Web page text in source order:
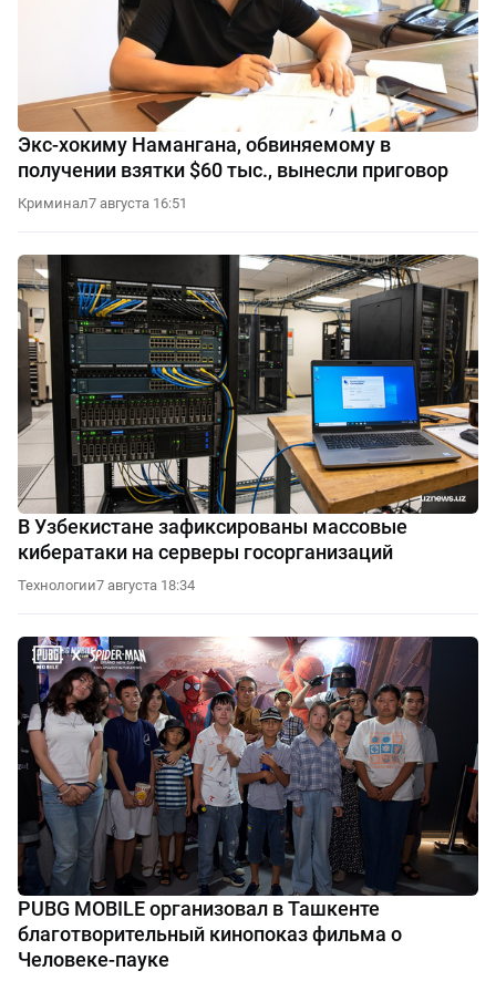
Экс-хокиму Намангана, обвиняемому в
получении взятки $60 тыс., вынесли приговор
Криминал7 августа 16:51
В Узбекистане зафиксированы массовые
кибератаки на серверы госорганизаций
Технологии7 августа 18:34
PUBG MOBILE организовал в Ташкенте
благотворительный кинопоказ фильма о
Человеке-пауке